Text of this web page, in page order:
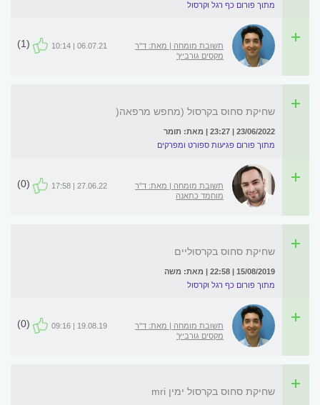
מתוך פורום כף רגל וקרסול
תשובת מומחה | מאת: ד"ר
מקסים גורביץ'
06.07.21 | 10:14
(1)
שחיקת סחוס בקרסול (מחפש מרפאה(
23/06/2022 | 23:27 | מאת: תומר
מתוך פורום פגיעות ספורט ומפרקים
תשובת מומחה | מאת: ד"ר
מוחמד כתאנה
27.06.22 | 17:58
(0)
שחיקת סחוס בקרסוליים
15/08/2019 | 22:58 | מאת: משה
מתוך פורום כף רגל וקרסול
תשובת מומחה | מאת: ד"ר
מקסים גורביץ'
19.08.19 | 09:16
(0)
שחיקת סחוס בקרסול ימין mri